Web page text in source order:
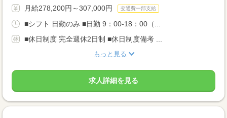
月給278,200円～307,000円 交通費一部支給
■シフト 日勤のみ ■日勤 9：00-18：00（...
■休日制度 完全週休2日制 ■休日制度備考 ...
もっと見る
求人詳細を見る